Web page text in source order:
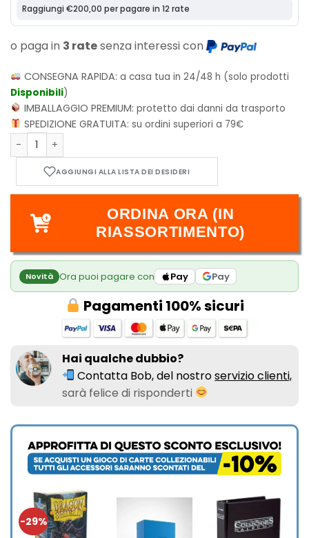
o paga in 3 ratesenza interessi con
CONSEGNA RAPIDA:a casa tua in 24/48 h (solo prodotti
Disponibili)
IMBALLAGGIO PREMIUM:protetto dai danni da trasporto
SPEDIZIONE GRATUITA:su ordini superiori a 79€
Azalea Deck - Flesh & Blood TCG - Silver Age: Chapter 2
ORDINA ORA (IN
RIASSORTIMENTO)
Novità Ora puoi pagare con Pay Pay
Pagamenti 100% sicuri
Hai qualche dubbio?
Contatta Bob, del nostroservizio clienti,
sarà felice di risponderti
-29%